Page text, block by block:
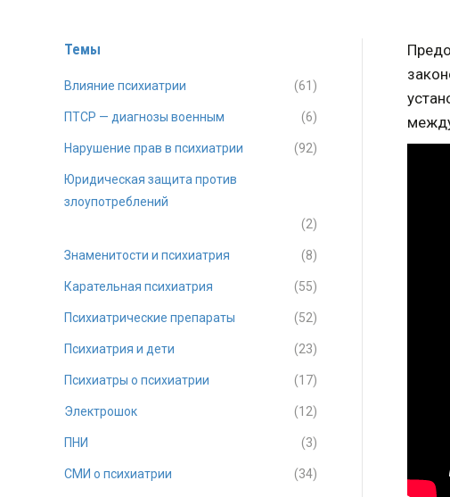
Темы
Влияние психиатрии (61)
ПТСР — диагнозы военным (6)
Нарушение прав в психиатрии (92)
Юридическая защита против
злоупотреблений
(2)
Знаменитости и психиатрия (8)
Карательная психиатрия (55)
Психиатрические препараты (52)
Психиатрия и дети (23)
Психиатры о психиатрии (17)
Электрошок (12)
ПНИ (3)
СМИ о психиатрии (34)